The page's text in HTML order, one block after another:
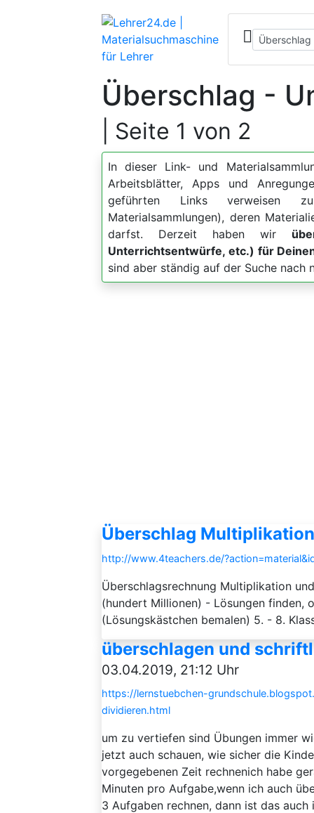
Überschlag -
| Seite 1 von 2
In dieser Link- und
Arbeitsblätter, Apps und
geführten Links verweisen
Materialsammlungen), deren
darfst. Derzeit haben wir
Unterrichtsentwürfe, etc.) für
sind aber ständig auf der Suche nach
Überschlag
http://www.4teachers.de/
Überschlagsrechnung Multiplikation
(hundert Millionen) - Lösungen finden,
(Lösungskästchen bemalen) 5. - 8.
überschlagen und
03.04.2019, 21:12 Uhr
https://lernstuebchen-
dividieren.html
um zu vertiefen sind Übungen immer
jetzt auch schauen, wie sicher die
vorgegebenen Zeit rechnenich habe
Minuten pro Aufgabe,wenn ich auch
3 Aufgaben rechnen, dann ist das